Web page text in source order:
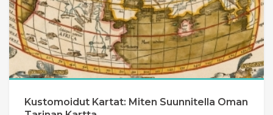
Kustomoidut Kartat: Miten Suunnitella Oman